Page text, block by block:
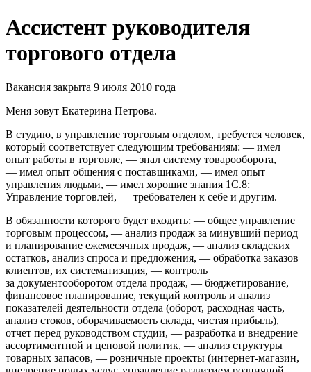
Ассистент руководителя
торгового отдела
Вакансия закрыта 9 июля 2010 года
Меня зовут Екатерина Петрова.
В студию, в управление торговым отделом, требуется человек,
который соответствует следующим требованиям: — имел
опыт работы в торговле, — знал систему товарооборота,
— имел опыт общения с поставщиками, — имел опыт
управления людьми, — имел хорошие знания 1С.8:
Управление торговлей, — требователен к себе и другим.
В обязанности которого будет входить: — общее управление
торговым процессом, — анализ продаж за минувший период
и планирование ежемесячных продаж, — анализ складских
остатков, анализ спроса и предложения, — обработка заказов
клиентов, их систематизация, — контроль
за документооборотом отдела продаж, — бюджетирование,
финансовое планирование, текущий контроль и анализ
показателей деятельности отдела (оборот, расходная часть,
анализ стоков, оборачиваемость склада, чистая прибыль),
отчет перед руководством студии, — разработка и внедрение
ассортиментной и ценовой политик, — анализ структуры
товарных запасов, — розничные проекты (интернет-магазин,